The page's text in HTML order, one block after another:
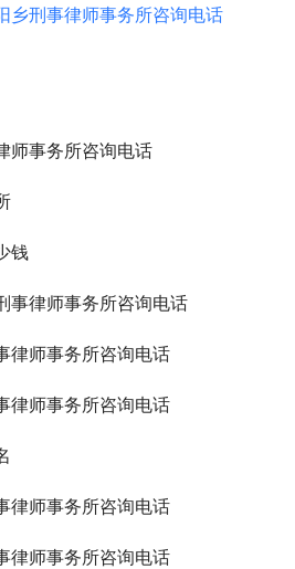
乡刑事律师事务所咨询电话
师事务所咨询电话
钱
事律师事务所咨询电话
律师事务所咨询电话
律师事务所咨询电话
律师事务所咨询电话
律师事务所咨询电话